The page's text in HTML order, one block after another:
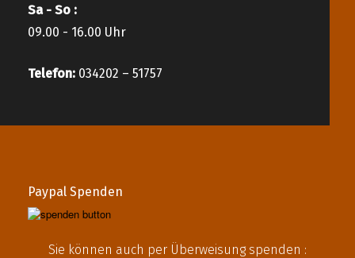
Sa - So :
09.00 - 16.00 Uhr
Telefon: 034202 – 51757
Paypal Spenden
Sie können auch per Überweisung spenden :